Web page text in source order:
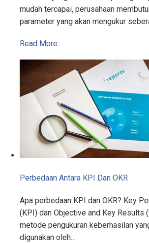
mudah tercapai, perusahaan
parameter yang akan mengukur
Read More
Perbedaan Antara KPI Dan OKR
Apa perbedaan KPI dan OKR? Key
(KPI) dan Objective and Key Results
metode pengukuran keberhasilan
digunakan oleh…